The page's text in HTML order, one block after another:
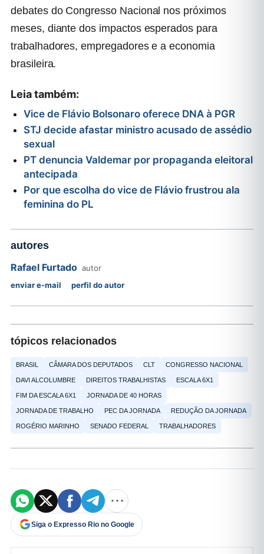
debates do Congresso Nacional nos próximos
meses, diante dos impactos esperados para
trabalhadores, empregadores e a economia
brasileira.
Leia também:
Vice de Flávio Bolsonaro oferece DNA à PGR
STJ decide afastar ministro acusado de assédio
sexual
PT denuncia Valdemar por propaganda eleitoral
antecipada
Por que escolha do vice de Flávio frustrou ala
feminina do PL
autores
Rafael Furtado autor
enviar e-mail
perfil do autor
tópicos relacionados
BRASIL CÂMARA DOS DEPUTADOS CLT CONGRESSO NACIONAL
DAVI ALCOLUMBRE DIREITOS TRABALHISTAS ESCALA 6X1
FIM DA ESCALA 6X1 JORNADA DE 40 HORAS
JORNADA DE TRABALHO PEC DA JORNADA REDUÇÃO DA JORNADA
ROGÉRIO MARINHO SENADO FEDERAL TRABALHADORES
Siga o Expresso Rio no Google